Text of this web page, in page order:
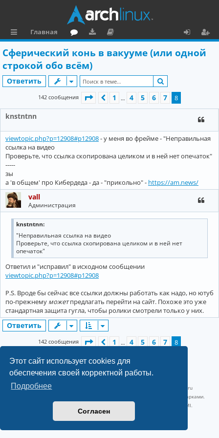
Этот сайт использует cookies для
обеспечения своей корректной работы.
Подробнее
Согласен
ы
л
Главная
ру
м
ру
зк
и
м
е
н
ц
о
и
Сферический конь в вакууме (или одной
строкой обо всём)
Ответить
142 сообщения Страница8 из
Пред.
1 … 4 5 6 7 8
knstntnn
viewtopic.php?p=12908#p12908- у меня во фрейме - "Неправильная
ссылка на видео
Проверьте, что ссылка скопирована целиком и в ней нет опечаток"
-----
зы
а 'в общем' про Кибердеда - да - "прикольно" - https://am.news/
vall
Администрация
knstntnn:
"Неправильная ссылка на видео
Проверьте, что ссылка скопирована целиком и в ней нет
опечаток"
Ответил и "исправил" в исходном сообщении
viewtopic.php?p=12908#p12908
P.S. Вроде бы сейчас все ссылки должны работать как надо, но ютуб
по-прежнему можетпредлагать перейти на сайт. Похоже это уже
стандартная защита гугла, чтобы ролики смотрели только у них.
Ответить
142 сообщения Страница8 из
Пред.
1 … 4 5 6 7 8
©2022-2026, Русскоязычное сообщество Arch Linux.
Linux 6.18.40-1-lts x86_64 GNU/Linux 2026-07-26 08:48:12 |
vps reg.ru
Название и логотип Arch Linux ™ являются признанными торговыми марками.
Linux ® — зарегистрированная торговая марка Linus Torvalds и LMI.
Конфиденциальность